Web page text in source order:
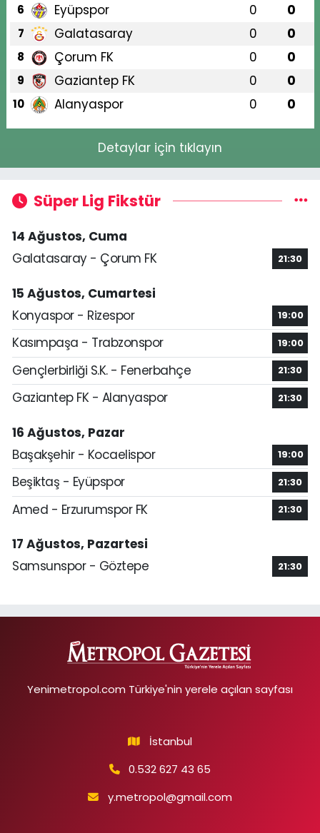
6 Eyüpspor 0 0
7 Galatasaray 0 0
8 Çorum FK 0 0
9 Gaziantep FK 0 0
10 Alanyaspor 0 0
Detaylar için tıklayın
Süper Lig Fikstür
14 Ağustos, Cuma
Galatasaray - Çorum FK
21:30
15 Ağustos, Cumartesi
Konyaspor - Rizespor
19:00
Kasımpaşa - Trabzonspor 19:00
Gençlerbirliği S.K. - Fenerbahçe 21:30
Gaziantep FK - Alanyaspor 21:30
16 Ağustos, Pazar
Başakşehir - Kocaelispor
19:00
Beşiktaş - Eyüpspor 21:30
Amed - Erzurumspor FK 21:30
17 Ağustos, Pazartesi
Samsunspor - Göztepe
21:30
Yenimetropol.com Türkiye'nin yerele açılan sayfası
İstanbul
0.532 627 43 65
y.metropol@gmail.com